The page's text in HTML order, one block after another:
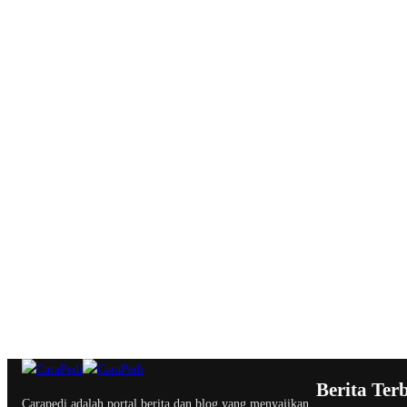
Carapedi adalah portal berita dan blog yang menyajikan
Berita